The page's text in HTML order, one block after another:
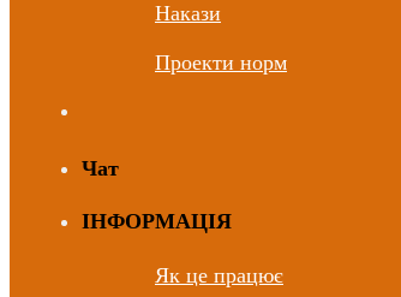
Накази
Проекти норм
Чат
ІНФОРМАЦІЯ
Як це працює